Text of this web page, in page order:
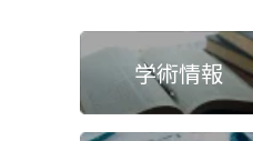
学術情報